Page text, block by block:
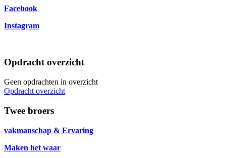
Facebook
Instagram
Opdracht overzicht
Geen opdrachten in overzicht
Opdracht overzicht
Twee broers
vakmanschap & Ervaring
Maken het waar